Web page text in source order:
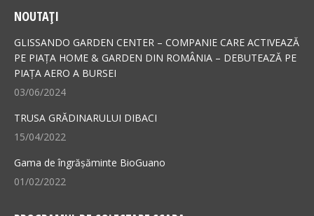
opens
in
new
window
opens
in
new
window
NOUTAȚI
GLISSANDO GARDEN CENTER – COMPANIE CARE ACTIVEAZĂ
PE PIAȚA HOME & GARDEN DIN ROMÂNIA – DEBUTEAZĂ PE
PIAȚA AERO A BURSEI
03/06/2024
TRUSA GRĂDINARULUI DIBACI
15/04/2022
Gama de îngrășăminte BioGuano
01/02/2022